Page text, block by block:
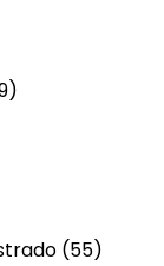
(55)